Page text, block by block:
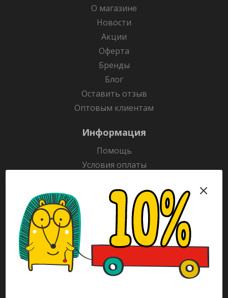
О магазине
Новости
Акции
Оферта
Бренды
Блог
Оставить отзыв
Оптовым клиентам
Информация
Помощь
Условия оплаты
Гарантия на товар
Раскраски
Рекламодателям
Каталог
Будьте всегда в курсе!